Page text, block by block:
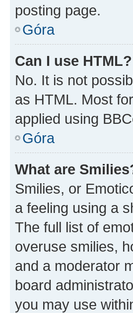
posting page.
Góra
Can I use HTML?
No. It is not
as HTML. Most
applied using
Góra
What are
Smilies, or
a feeling using a
The full list of
overuse smilies,
and a moderator
board
you may use